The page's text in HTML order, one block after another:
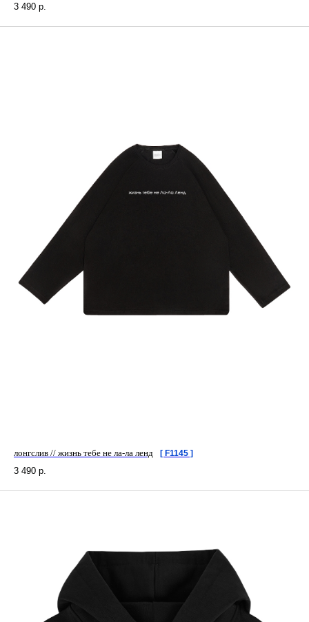
3 490 р.
лонгслив // жизнь тебе не ла-ла ленд [ F1145 ]
3 490 р.